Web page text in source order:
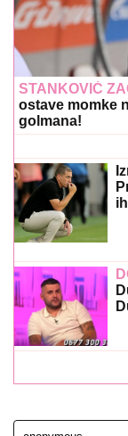
STANKOVIĆ
ostave momke
golmana!